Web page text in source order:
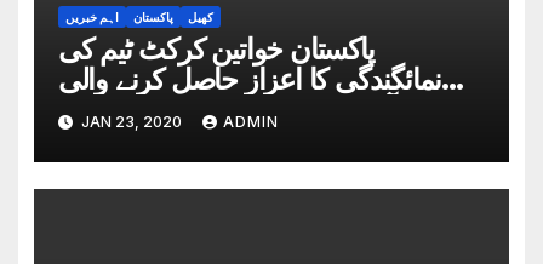
اہم خبریں پاکستان کھیل
پاکستان خواتین کرکٹ ٹیم کی
نمائگندگی کا اعزاز حاصل کرنے والی
ایبٹ آباد کی پندرہ سالہ عائشہ نسیم
JAN 23, 2020 ADMIN